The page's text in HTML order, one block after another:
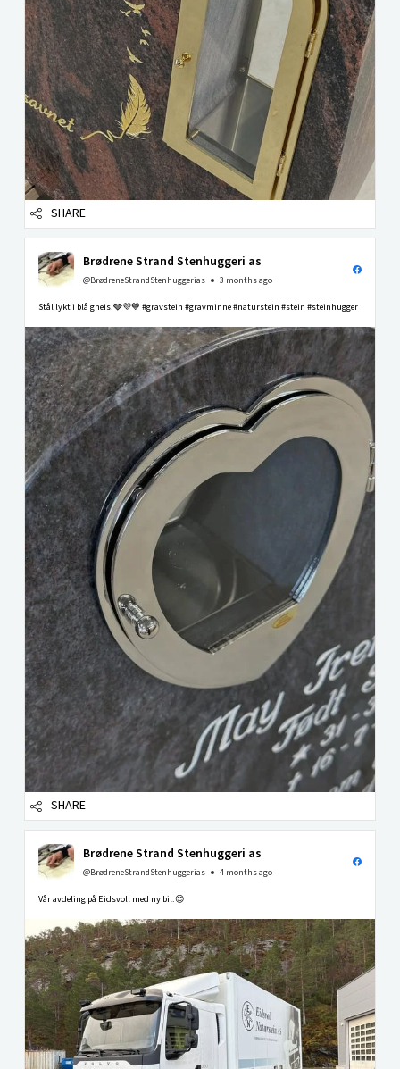
SHARE
Brødrene Strand Stenhuggeri as
@BrødreneStrandStenhuggerias 3 months ago
Stål lykt i blå gneis.🩶💜💙 #gravstein #gravminne #naturstein #stein #steinhugger
SHARE
Brødrene Strand Stenhuggeri as
@BrødreneStrandStenhuggerias 4 months ago
Vår avdeling på Eidsvoll med ny bil.😊